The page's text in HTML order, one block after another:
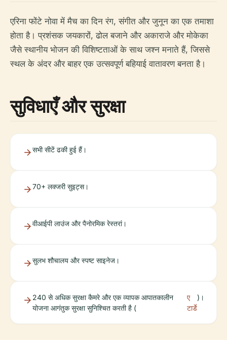
एरिना फोंटे नोवा में मैच का दिन रंग, संगीत और जुनून का एक तमाशा
होता है। प्रशंसक जयकारों, ढोल बजाने और अकाराजे और मोकेका
जैसे स्थानीय भोजन की विशिष्टताओं के साथ जश्न मनाते हैं, जिससे
स्थल के अंदर और बाहर एक उत्सवपूर्ण बहियाई वातावरण बनता है।
सुविधाएँ और सुरक्षा
सभी सीटें ढकी हुई हैं।
70+ लक्जरी सुइट्स।
वीआईपी लाउंज और पैनोरमिक रेस्तरां।
सुलभ शौचालय और स्पष्ट साइनेज।
240 से अधिक सुरक्षा कैमरे और एक व्यापक आपातकालीन
योजना आगंतुक सुरक्षा सुनिश्चित करती है (
ए
टार्डे
)।